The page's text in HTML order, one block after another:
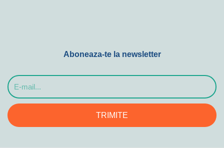
Aboneaza-te la newsletter
E-
mail...
TRIMITE